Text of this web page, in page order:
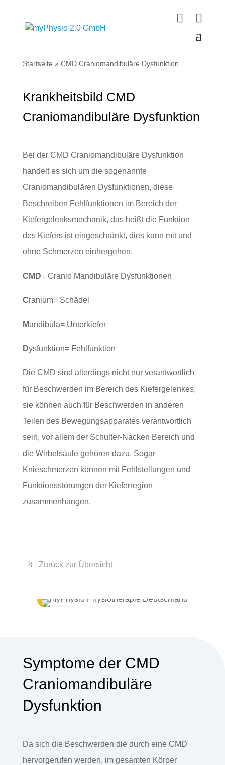
Startseite » CMD Craniomandibuläre Dysfunktion
Krankheitsbild CMD
Craniomandibuläre Dysfunktion
Bei der CMD Craniomandibuläre Dysfunktion
handelt es sich um die sogenannte
Craniomandibulären Dysfunktionen, diese
Beschreiben Fehlfunktionen im Bereich der
Kiefergelenksmechanik, das heißt die Funktion
des Kiefers ist eingeschränkt, dies kann mit und
ohne Schmerzen einhergehen.
CMD= Cranio Mandibuläre Dysfunktionen
Cranium= Schädel
Mandibula= Unterkiefer
Dysfunktion= Fehlfunktion
Die CMD sind allerdings nicht nur verantwortlich
für Beschwerden im Bereich des Kiefergelenkes,
sie können auch für Beschwerden in anderen
Teilen des Bewegungsapparates verantwortlich
sein, vor allem der Schulter-Nacken Bereich und
die Wirbelsäule gehören dazu. Sogar
Knieschmerzen können mit Fehlstellungen und
Funktionsstörungen der Kieferregion
zusammenhängen.
Zurück zur Übersicht
Symptome der CMD
Craniomandibuläre
Dysfunktion
Da sich die Beschwerden die durch eine CMD
hervorgerufen werden, im gesamten Körper